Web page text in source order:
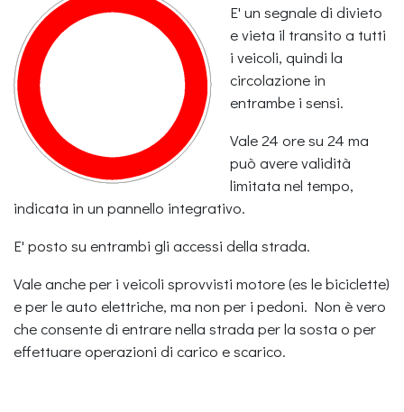
E' un segnale di divieto
e vieta il transito a tutti
i veicoli, quindi la
circolazione in
entrambe i sensi.
Vale 24 ore su 24 ma
può avere validità
limitata nel tempo,
indicata in un pannello integrativo.
E' posto su entrambi gli accessi della strada.
Vale anche per i veicoli sprovvisti motore (es le biciclette)
e per le auto elettriche, ma non per i pedoni. Non è vero
che consente di entrare nella strada per la sosta o per
effettuare operazioni di carico e scarico.